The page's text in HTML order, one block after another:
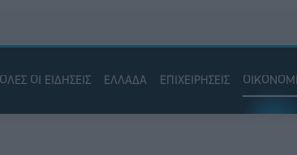
ΟΛΕΣ ΟΙ ΕΙΔΗΣΕΙΣ ΕΛΛΑΔΑ ΕΠΙΧΕΙΡΗΣΕΙΣ